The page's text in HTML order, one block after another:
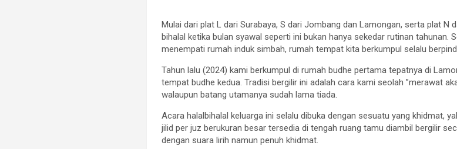
Mulai dari plat L dari Surabaya, S dari Jombang dan Lamongan, serta plat N
bihalal ketika bulan syawal seperti ini bukan hanya sekedar rutinan tahunan.
menempati rumah induk simbah, rumah tempat kita berkumpul selalu
Tahun lalu (2024) kami berkumpul di rumah budhe pertama tepatnya di
tempat budhe kedua. Tradisi bergilir ini adalah cara kami seolah ”merawat
walaupun batang utamanya sudah lama tiada.
Acara halalbihalal keluarga ini selalu dibuka dengan sesuatu yang khidmat,
jilid per juz berukuran besar tersedia di tengah ruang tamu diambil bergilir
dengan suara lirih namun penuh khidmat.